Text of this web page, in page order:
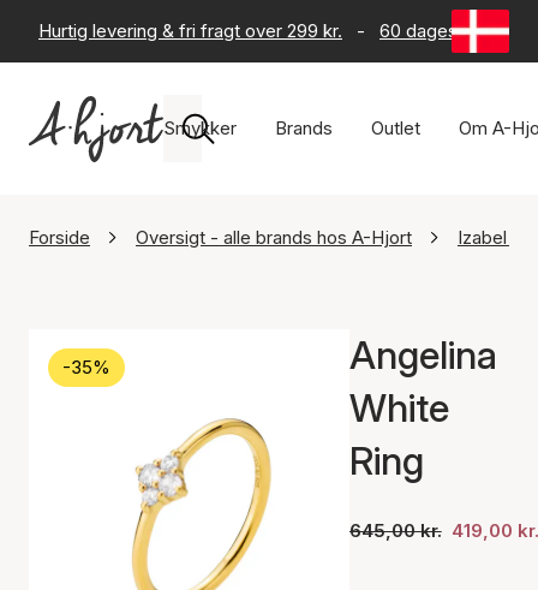
Hurtig levering & fri fragt over 299 kr. - 60 dages returret
Smykker Brands Outlet Om A-
Forside Oversigt - alle brands hos A-Hjort Izabel
-35%
Angelina
White
Ring
645,00 kr. 419,00 kr.